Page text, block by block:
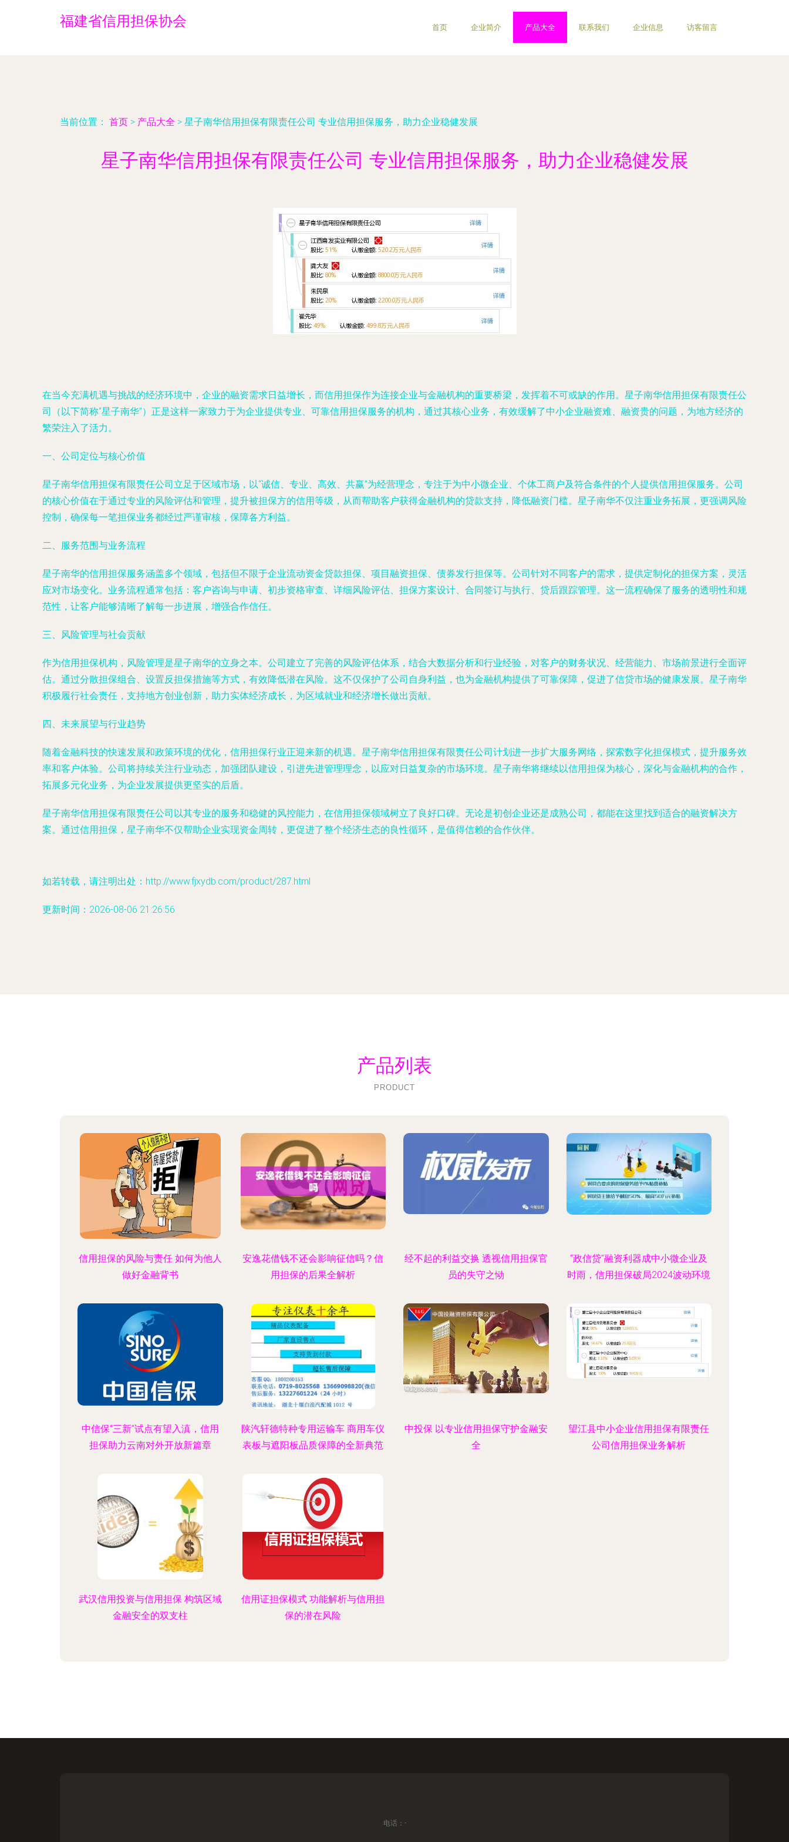
福建省信用担保协会 首页 企业简介 产品大全 联系我们 企业信息 访客留言
当前位置： 首页 > 产品大全 > 星子南华信用担保有限责任公司 专业信用担保服务，助力企业稳健发展
星子南华信用担保有限责任公司 专业信用担保服务，助力企业稳健发展
在当今充满机遇与挑战的经济环境中，企业的融资需求日益增长，而信用担保作为连接企业与金融机构的重要桥梁，发挥着不可或缺的作用。星子南华信用担保有限责任公
司（以下简称“星子南华”）正是这样一家致力于为企业提供专业、可靠信用担保服务的机构，通过其核心业务，有效缓解了中小企业融资难、融资贵的问题，为地方经济的
繁荣注入了活力。
一、公司定位与核心价值
星子南华信用担保有限责任公司立足于区域市场，以“诚信、专业、高效、共赢”为经营理念，专注于为中小微企业、个体工商户及符合条件的个人提供信用担保服务。公司
的核心价值在于通过专业的风险评估和管理，提升被担保方的信用等级，从而帮助客户获得金融机构的贷款支持，降低融资门槛。星子南华不仅注重业务拓展，更强调风险
控制，确保每一笔担保业务都经过严谨审核，保障各方利益。
二、服务范围与业务流程
星子南华的信用担保服务涵盖多个领域，包括但不限于企业流动资金贷款担保、项目融资担保、债券发行担保等。公司针对不同客户的需求，提供定制化的担保方案，灵活
应对市场变化。业务流程通常包括：客户咨询与申请、初步资格审查、详细风险评估、担保方案设计、合同签订与执行、贷后跟踪管理。这一流程确保了服务的透明性和规
范性，让客户能够清晰了解每一步进展，增强合作信任。
三、风险管理与社会贡献
作为信用担保机构，风险管理是星子南华的立身之本。公司建立了完善的风险评估体系，结合大数据分析和行业经验，对客户的财务状况、经营能力、市场前景进行全面评
估。通过分散担保组合、设置反担保措施等方式，有效降低潜在风险。这不仅保护了公司自身利益，也为金融机构提供了可靠保障，促进了信贷市场的健康发展。星子南华
积极履行社会责任，支持地方创业创新，助力实体经济成长，为区域就业和经济增长做出贡献。
四、未来展望与行业趋势
随着金融科技的快速发展和政策环境的优化，信用担保行业正迎来新的机遇。星子南华信用担保有限责任公司计划进一步扩大服务网络，探索数字化担保模式，提升服务效
率和客户体验。公司将持续关注行业动态，加强团队建设，引进先进管理理念，以应对日益复杂的市场环境。星子南华将继续以信用担保为核心，深化与金融机构的合作，
拓展多元化业务，为企业发展提供更坚实的后盾。
星子南华信用担保有限责任公司以其专业的服务和稳健的风控能力，在信用担保领域树立了良好口碑。无论是初创企业还是成熟公司，都能在这里找到适合的融资解决方
案。通过信用担保，星子南华不仅帮助企业实现资金周转，更促进了整个经济生态的良性循环，是值得信赖的合作伙伴。
如若转载，请注明出处：http://www.fjxydb.com/product/287.html
更新时间：2026-08-06 21:26:56
产品列表
PRODUCT
信用担保的风险与责任 如何为他人
做好金融背书
安逸花借钱不还会影响征信吗？信
用担保的后果全解析
经不起的利益交换 透视信用担保官
员的失守之恸
“政信贷”融资利器成中小微企业及
时雨，信用担保破局2024波动环境
中信保“三新”试点有望入滇，信用
担保助力云南对外开放新篇章
陕汽轩德特种专用运输车 商用车仪
表板与遮阳板品质保障的全新典范
中投保 以专业信用担保守护金融安
全
望江县中小企业信用担保有限责任
公司信用担保业务解析
武汉信用投资与信用担保 构筑区域
金融安全的双支柱
信用证担保模式 功能解析与信用担
保的潜在风险
电话：-